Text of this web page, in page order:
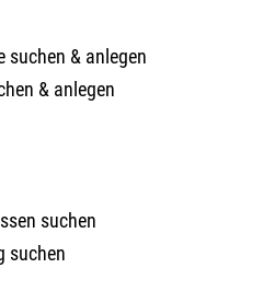
suchen & anlegen
& anlegen
suchen
suchen